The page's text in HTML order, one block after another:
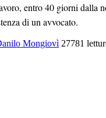
entro 40 giorni dalla
di un avvocato.
Mongiovì 27781